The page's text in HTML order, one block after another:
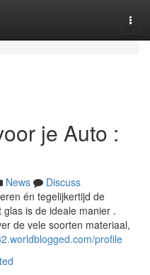
je Auto :
News
Discuss
én tegelijkertijd de
is de ideale manier .
de vele soorten materiaal,
profile